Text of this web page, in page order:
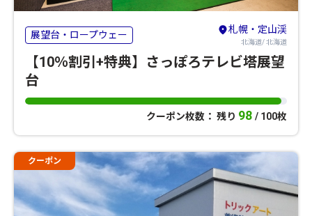
展望台・ロープウェー 札幌・定山渓
北海道/ 北海道
【10％割引+特典】さっぽろテレビ塔展望
台
クーポン枚数： 残り 98 / 100枚
クーポン